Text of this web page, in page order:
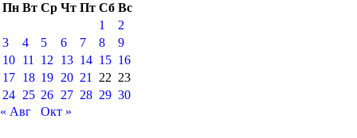
Пн Вт Ср Чт Пт Сб Вс
1
2
3
4 5 6 7 8
9
10 11 12 13 14 15 16
17 18 19 20 21 22 23
24 25 26 27 28 29 30
« Авг
Окт »